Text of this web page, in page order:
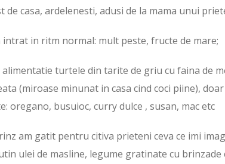
de casa, ardelenesti, adusi de la mama unui
intrat in ritm normal: mult peste, fructe de mare;
turtele din tarite de griu cu faina de
(miroase minunat in casa cind coci piine),
oregano, busuioc, curry dulce , susan, mac etc
am gatit pentru citiva prieteni ceva ce imi
ulei de masline, legume gratinate cu brinzade